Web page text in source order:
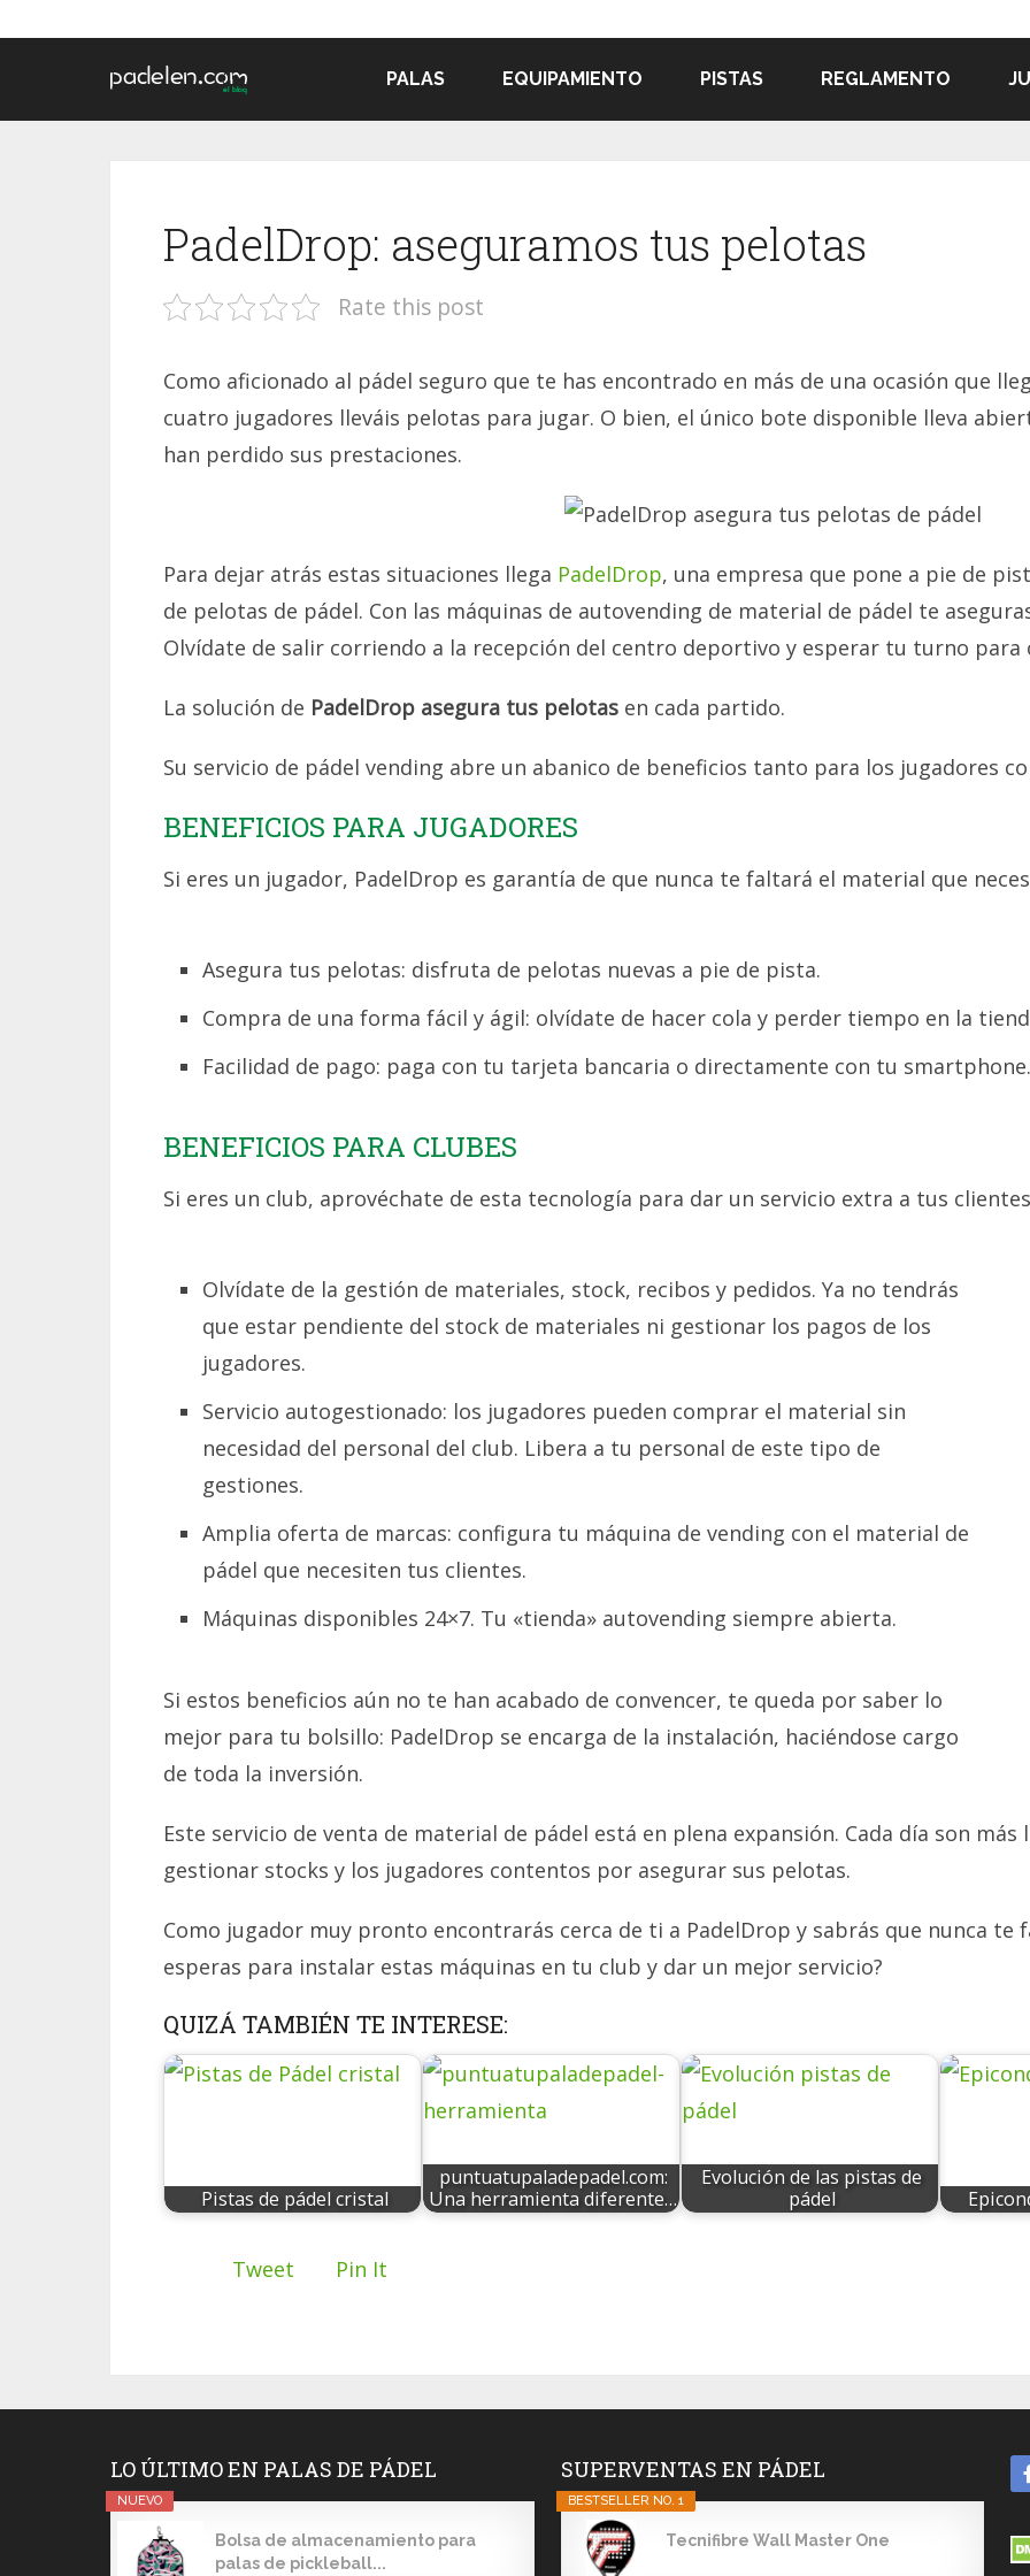
PALAS EQUIPAMIENTO PISTAS REGLAMENTO
PadelDrop: aseguramos tus pelotas
Rate this post
Como aficionado al pádel seguro que te has encontrado en más de una ocasión que
cuatro jugadores lleváis pelotas para jugar. O bien, el único bote disponible lleva
han perdido sus prestaciones.
Para dejar atrás estas situaciones llega PadelDrop, una empresa que pone a pie de
de pelotas de pádel. Con las máquinas de autovending de material de pádel te
Olvídate de salir corriendo a la recepción del centro deportivo y esperar tu turno
La solución de PadelDrop asegura tus pelotas en cada partido.
Su servicio de pádel vending abre un abanico de beneficios tanto para los jugadores
BENEFICIOS PARA JUGADORES
Si eres un jugador, PadelDrop es garantía de que nunca te faltará el material que
Asegura tus pelotas: disfruta de pelotas nuevas a pie de pista.
Compra de una forma fácil y ágil: olvídate de hacer cola y perder tiempo en la
Facilidad de pago: paga con tu tarjeta bancaria o directamente con tu
BENEFICIOS PARA CLUBES
Si eres un club, aprovéchate de esta tecnología para dar un servicio extra a tus
Olvídate de la gestión de materiales, stock, recibos y pedidos. Ya no tendrás
que estar pendiente del stock de materiales ni gestionar los pagos de los
jugadores.
Servicio autogestionado: los jugadores pueden comprar el material sin
necesidad del personal del club. Libera a tu personal de este tipo de
gestiones.
Amplia oferta de marcas: configura tu máquina de vending con el material de
pádel que necesiten tus clientes.
Máquinas disponibles 24×7. Tu «tienda» autovending siempre abierta.
Si estos beneficios aún no te han acabado de convencer, te queda por saber lo
mejor para tu bolsillo: PadelDrop se encarga de la instalación, haciéndose cargo
de toda la inversión.
Este servicio de venta de material de pádel está en plena expansión. Cada día son más
gestionar stocks y los jugadores contentos por asegurar sus pelotas.
Como jugador muy pronto encontrarás cerca de ti a PadelDrop y sabrás que nunca te
esperas para instalar estas máquinas en tu club y dar un mejor servicio?
QUIZÁ TAMBIÉN TE INTERESE:
Pistas de pádel cristal
puntuatupaladepadel.com:
Una herramienta diferente…
Evolución de las pistas de
pádel
Tweet Pin It
LO ÚLTIMO EN PALAS DE PÁDEL
NUEVO
Bolsa de almacenamiento para
palas de pickleball...
SUPERVENTAS EN PÁDEL
BESTSELLER NO. 1
Tecnifibre Wall Master One